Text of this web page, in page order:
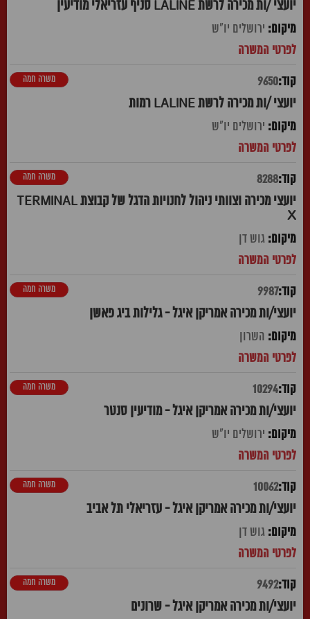
יועצי /ות מכירה לרשת LALINE סניף עזריאלי מודיעין
ירושלים יו"ש
9650
יועצי /ות מכירה לרשת LALINE רמות
משרה חמה
ירושלים יו"ש
8288
יועצי מכירה וצוותי ניהול לחנויות הדגל של קבוצת TERMINAL
X
משרה חמה
גוש דן
9987
יועצי/ות מכירה אמריקן איגל - גלילות ביג פאשן
משרה חמה
השרון
10294
יועצי/ות מכירה אמריקן איגל - מודיעין סנטר
משרה חמה
ירושלים יו"ש
10062
יועצי/ות מכירה אמריקן איגל - עזריאלי תל אביב
משרה חמה
גוש דן
9492
יועצי/ות מכירה אמריקן איגל - שרונים
משרה חמה